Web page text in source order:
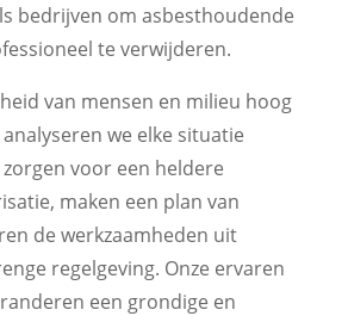
bedrijven om asbesthoudende
te verwijderen.
van mensen en milieu hoog
we elke situatie
voor een heldere
maken een plan van
de werkzaamheden uit
regelgeving. Onze ervaren
een grondige en